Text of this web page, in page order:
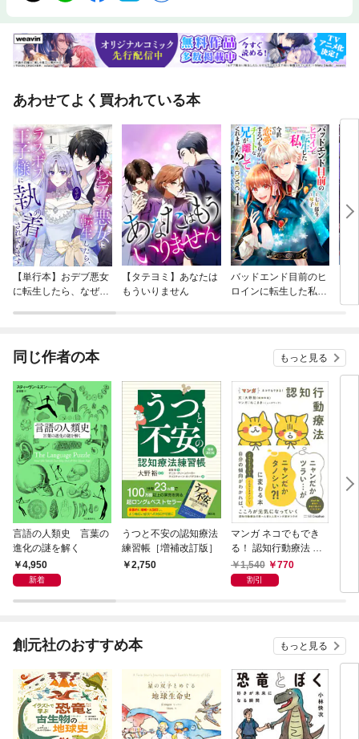
あわせてよく買われている本
【単行本】おデブ悪女
に転生したら、なぜか
【タテヨミ】あなたは
もういりません
バッドエンド目前のヒ
ロインに転生した私、
同じ作者の本 もっと見る
言語の人類史 言葉の
進化の謎を解く
4,950
新着
うつと不安の認知療法
練習帳［増補改訂版］
2,750
マンガ ネコでもでき
る！ 認知行動療法 ニ
ャンだかツラい…がニ
ャンだかタノシい？！
1,540 770
割引
創元社のおすすめ本 もっと見る